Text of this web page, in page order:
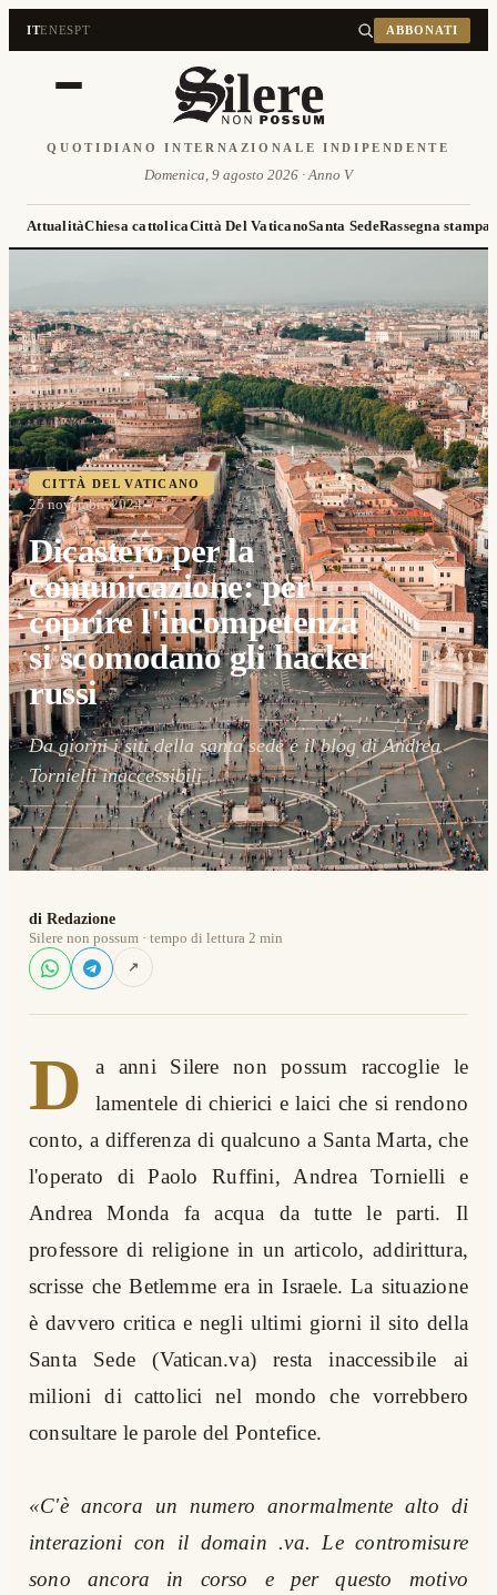
ITENESPT ABBONATI
QUOTIDIANO INTERNAZIONALE INDIPENDENTE
Domenica, 9 agosto 2026 · Anno V
AttualitàChiesa cattolicaCittà Del VaticanoSanta SedeRassegna stampa
CITTÀ DEL VATICANO
25 novembre 2024
Dicastero per la
comunicazione: per
coprire l'incompetenza
si scomodano gli hacker
russi
Da giorni i siti della santa sede e il blog di Andrea
Tornielli inaccessibili
di Redazione
Silere non possum · tempo di lettura 2 min
↗
D
a anni Silere non possum raccoglie le
lamentele di chierici e laici che si rendono
conto, a differenza di qualcuno a Santa Marta, che
l'operato di Paolo Ruffini, Andrea Tornielli e
Andrea Monda fa acqua da tutte le parti. Il
professore di religione in un articolo, addirittura,
scrisse che Betlemme era in Israele. La situazione
è davvero critica e negli ultimi giorni il sito della
Santa Sede (Vatican.va) resta inaccessibile ai
milioni di cattolici nel mondo che vorrebbero
consultare le parole del Pontefice.
«C'è ancora un numero anormalmente alto di
interazioni con il domain .va. Le contromisure
sono ancora in corso e per questo motivo